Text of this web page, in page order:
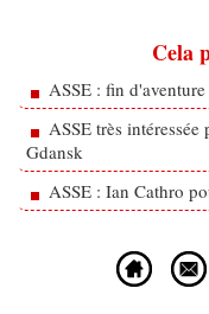
Cela
ASSE : fin
ASSE très
Gdansk
ASSE : Ian Cathro